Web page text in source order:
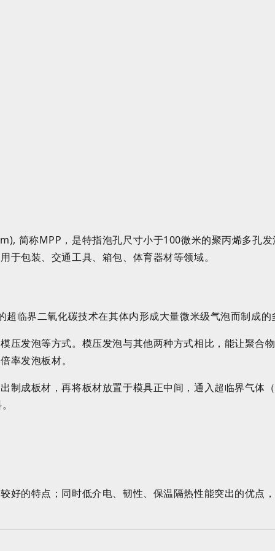
简称MPP ，是特指泡孔尺寸小于100微米的聚丙烯多孔
于包装、交通工具、箱包、体育器材等领域。
临界二氧化碳技术在其体内形成大量微米级气泡而制成的
压发泡等方式。模压发泡与其他两种方式相比，能让聚合
率发泡板材。
制成板材，再将板材放置于模具正中间，通入超临界气体（
。
好的特点；同时低介电、韧性、保温隔热性能突出的优点